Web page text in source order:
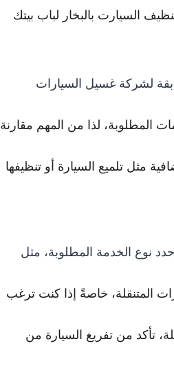
السيارت بالبخار لباب بيتك
لشركة غسيل السيارات
المطلوبة، لذا من المهم مقارنة
مثل تلميع السيارة أو تنظيفها
نوع الخدمة المطلوبة، مثل
المتنقلة، خاصةً إذا كنت ترغب
تأكد من تفريغ السيارة من